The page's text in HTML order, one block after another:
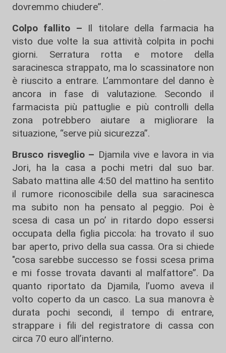
dovremmo chiudere”.
Colpo fallito – Il titolare della farmacia ha
visto due volte la sua attività colpita in pochi
giorni. Serratura rotta e motore della
saracinesca strappato, ma lo scassinatore non
è riuscito a entrare. L’ammontare del danno è
ancora in fase di valutazione. Secondo il
farmacista più pattuglie e più controlli della
zona potrebbero aiutare a migliorare la
situazione, “serve più sicurezza”.
Brusco risveglio – Djamila vive e lavora in via
Jori, ha la casa a pochi metri dal suo bar.
Sabato mattina alle 4:50 del mattino ha sentito
il rumore riconoscibile della sua saracinesca
ma subito non ha pensato al peggio. Poi è
scesa di casa un po’ in ritardo dopo essersi
occupata della figlia piccola: ha trovato il suo
bar aperto, privo della sua cassa. Ora si chiede
"cosa sarebbe successo se fossi scesa prima
e mi fosse trovata davanti al malfattore”. Da
quanto riportato da Djamila, l’uomo aveva il
volto coperto da un casco. La sua manovra è
durata pochi secondi, il tempo di entrare,
strappare i fili del registratore di cassa con
circa 70 euro all’interno.